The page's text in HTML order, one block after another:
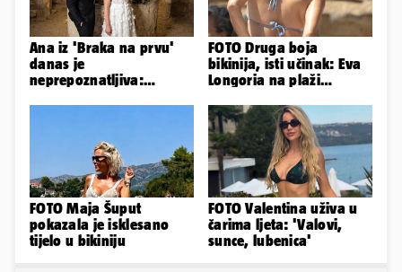
Ana iz 'Braka na prvu'
danas je
neprepoznatljiva:
FOTO Druga boja
bikinija, isti učinak: Eva
Longoria na plaži
obline
FOTO Maja Šuput
pokazala je isklesano
tijelo u bikiniju
FOTO Valentina uživa u
čarima ljeta: 'Valovi,
sunce, lubenica'